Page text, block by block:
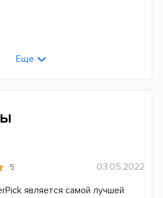
Еще
5
03.05.2022
является самой лучшей